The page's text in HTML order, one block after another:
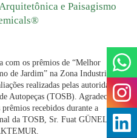
e Paisagismo
com os prêmios de “Melhor
de Jardim” na Zona Industrial
realizadas pelas autoridades
Autopeças (TOSB). Agradecemos
prêmios recebidos durante a
da TOSB, Sr. Fuat GÜNEL, e